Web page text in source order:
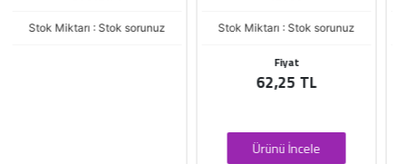
Stok Miktarı : Stok sorunuz Stok Miktarı : Stok sorunuz
Fiyat
282,81 TL
Ürünü İncele